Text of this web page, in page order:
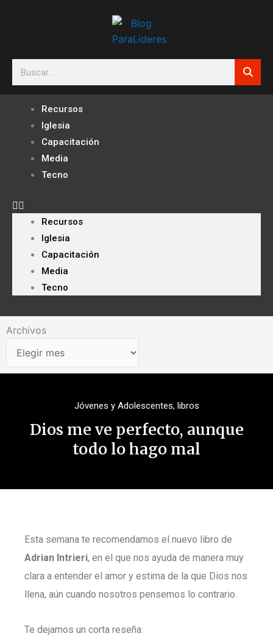
Search
Recursos
Iglesia
Capacitación
Media
Tecno
Recursos
Iglesia
Capacitación
Media
Tecno
Archivos
Archivos
Jóvenes y Adolescentes, libros
Dios me ve perfecto, aunque
todo lo hago mal
Esta semana te recomendamos el nuevo libro de
Adrian Intrieri, en el que nos ayuda de manera muy
clara a entender el amor y estima de la que Dios nos
llena, aún cuando nosotros pensemos lo contrario.
Te dejamos un corta reseña: